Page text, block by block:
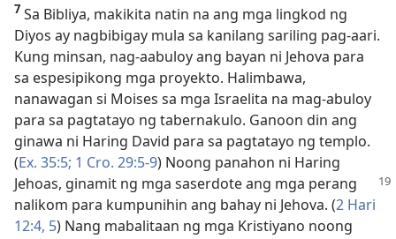
7 Sa Bibliya, makikita natin na ang mga lingkod ng
Diyos ay nagbibigay mula sa kanilang sariling pag-aari.
Kung minsan, nag-aabuloy ang bayan ni Jehova para
sa espesipikong mga proyekto. Halimbawa,
nanawagan si Moises sa mga Israelita na mag-abuloy
para sa pagtatayo ng tabernakulo. Ganoon din ang
ginawa ni Haring David para sa pagtatayo ng templo.
(Ex. 35:5; 1 Cro. 29:5-9) Noong panahon ni Haring
Jehoas, ginamit ng mga saserdoteang mga perang
nalikom para kumpunihin ang bahay ni Jehova. (2 Hari
12:4, 5) Nang mabalitaan ng mga Kristiyano noong